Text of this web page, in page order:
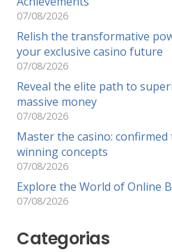
07/08/2026
Relish the transformative
your exclusive casino future
07/08/2026
Reveal the elite path to
massive money
07/08/2026
Master the casino:
winning concepts
07/08/2026
Explore the World of Online
07/08/2026
Categorias